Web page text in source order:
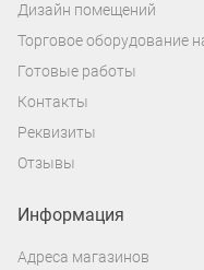
Для удобной
бумаг в
стеллажам
разделители и
подписи и
алфавиту, дате,
ГДЕ КУПИТЬ
Дизайн помещений
Торговое оборудование
Готовые работы
Контакты
Реквизиты
Отзывы
Информация
Адреса магазинов